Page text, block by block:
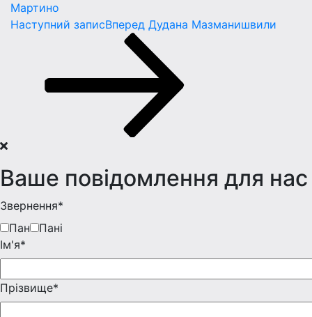
Мартино
Наступний записВперед Дудана Мазманишвили
Ваше повідомлення для нас
Звернення*
Пан
Пані
Iм'я*
Прізвище*